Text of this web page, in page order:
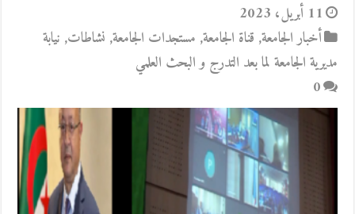
11 أبريل، 2023
أخبار الجامعة, قناة الجامعة, مستجدات الجامعة, نشاطات, نيابة
مديرية الجامعة لما بعد التدرج و البحث العلمي
0